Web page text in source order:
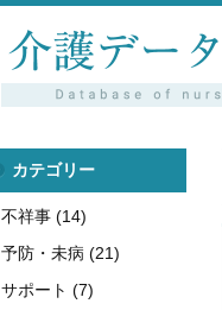
カテゴリー
不祥事 (14)
予防・未病 (21)
サポート (7)